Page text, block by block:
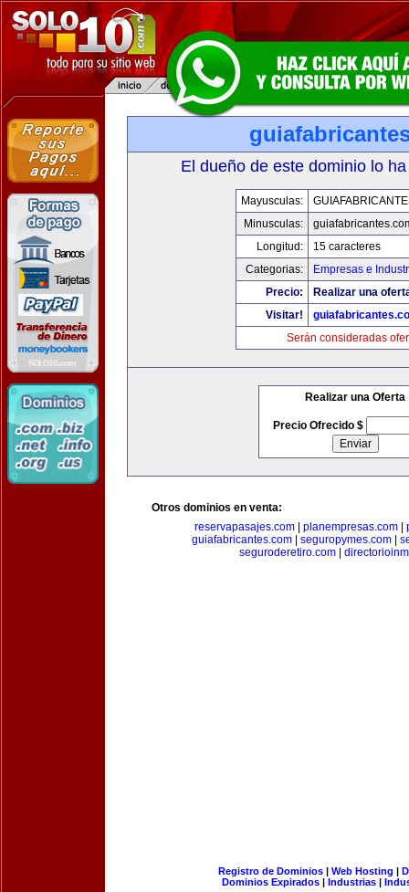
El dueño de este dominio lo
Mayusculas:
Minusculas:
Longitud:
15 caracteres
Categorias:
Empresas e
Precio:
Realizar una
Visitar!
Serán consideradas
Realizar una Oferta
Precio Ofrecido $
Otros dominios en venta:
reservapasajes.com
planempresas.com
guiafabricantes.com| seguropymes.com|
seguroderetiro.com|
Registro de Dominios| Web Hosting |
Dominios Expirados | Industrias |